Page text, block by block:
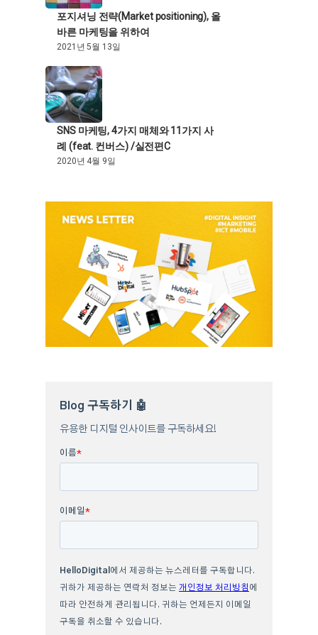
포지셔닝 전략(Market positioning), 올
바른 마케팅을 위하여
2021년 5월 13일
SNS 마케팅, 4가지 매체와 11가지 사
례 (feat. 컨버스) /실전편C
2020년 4월 9일